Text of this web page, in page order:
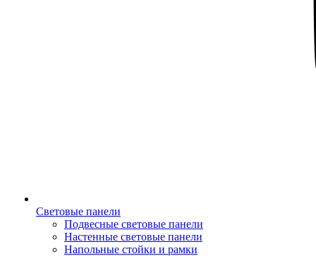
Световые панели
Подвесные световые панели
Настенные световые панели
Напольные стойки и рамки